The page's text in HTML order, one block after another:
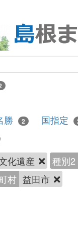
勝 2 国指定
化遺産
種別2
村 益田市